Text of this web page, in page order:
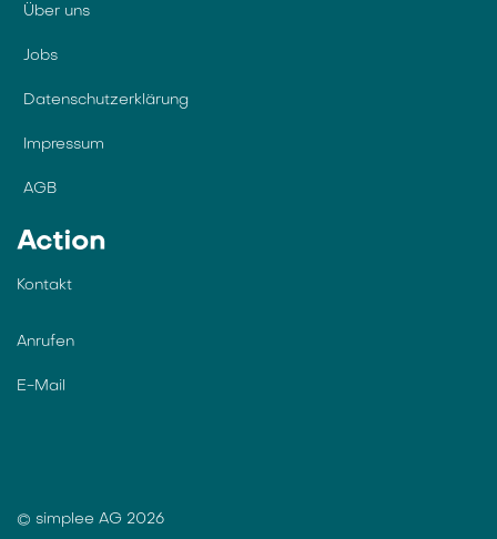
Über uns
Jobs
Datenschutzerklärung
Impressum
AGB
Action
Kontakt
Anrufen
E-Mail
© simplee AG 2026